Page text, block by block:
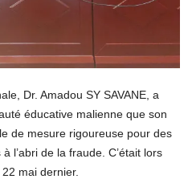
Dr. Amadou SY SAVANE, a
éducative malienne que son
de mesure rigoureuse pour des
l’abri de la fraude. C’était lors
mai dernier.